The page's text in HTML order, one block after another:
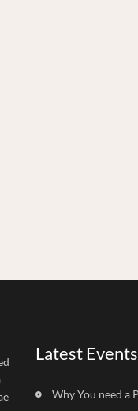
Latest Events
Why You need a